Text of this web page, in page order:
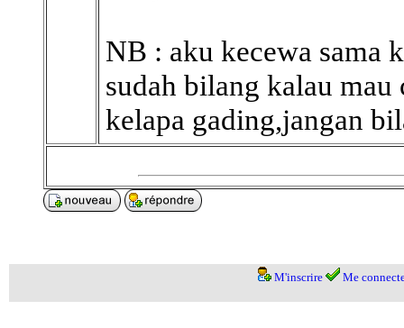
NB : aku kecewa sama
sudah bilang kalau
kelapa gading,jangan
M'inscrire Me